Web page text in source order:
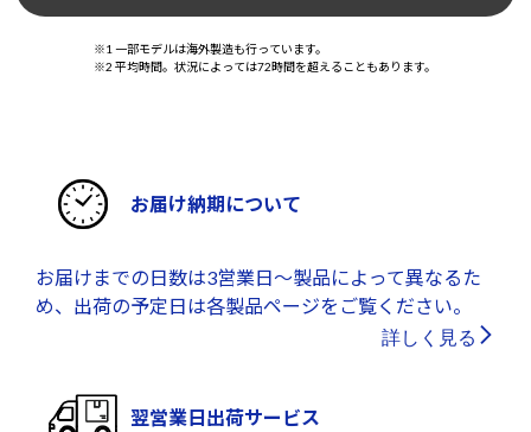
※1 一部モデルは海外製造も行っています。
※2 平均時間。状況によっては72時間を超えることもあります。
お届け納期について
お届けまでの日数は3営業日～製品によって異なるた
め、出荷の予定日は各製品ページをご覧ください。
詳しく見る
翌営業日出荷サービス